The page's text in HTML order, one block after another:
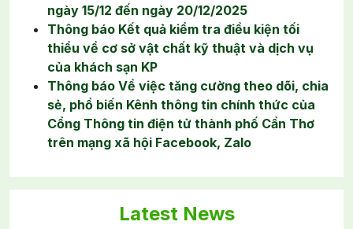
ngày 15/12 đến ngày 20/12/2025
Thông báo Kết quả kiểm tra điều kiện tối
thiểu về cơ sở vật chất kỹ thuật và dịch vụ
của khách sạn KP
Thông báo Về việc tăng cường theo dõi, chia
sẻ, phổ biến Kênh thông tin chính thức của
Cổng Thông tin điện tử thành phố Cần Thơ
trên mạng xã hội Facebook, Zalo
Latest News